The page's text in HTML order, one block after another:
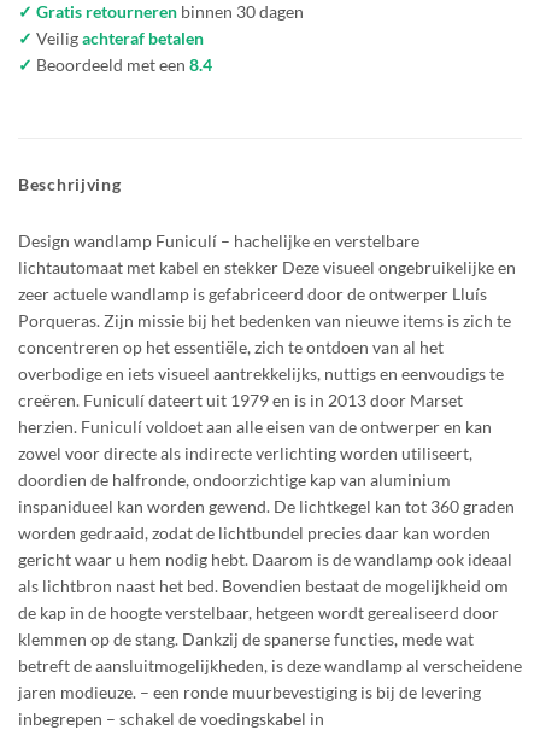
✓ Gratis retourneren binnen 30 dagen
✓ Veiligachteraf betalen
✓ Beoordeeld met een 8.4
Beschrijving
Design wandlamp Funiculí – hachelijke en verstelbare
lichtautomaat met kabel en stekker Deze visueel ongebruikelijke en
zeer actuele wandlamp is gefabriceerd door de ontwerper Lluís
Porqueras. Zijn missie bij het bedenken van nieuwe items is zich te
concentreren op het essentiële, zich te ontdoen van al het
overbodige en iets visueel aantrekkelijks, nuttigs en eenvoudigs te
creëren. Funiculí dateert uit 1979 en is in 2013 door Marset
herzien. Funiculí voldoet aan alle eisen van de ontwerper en kan
zowel voor directe als indirecte verlichting worden utiliseert,
doordien de halfronde, ondoorzichtige kap van aluminium
inspanidueel kan worden gewend. De lichtkegel kan tot 360 graden
worden gedraaid, zodat de lichtbundel precies daar kan worden
gericht waar u hem nodig hebt. Daarom is de wandlamp ook ideaal
als lichtbron naast het bed. Bovendien bestaat de mogelijkheid om
de kap in de hoogte verstelbaar, hetgeen wordt gerealiseerd door
klemmen op de stang. Dankzij de spanerse functies, mede wat
betreft de aansluitmogelijkheden, is deze wandlamp al verscheidene
jaren modieuze. – een ronde muurbevestiging is bij de levering
inbegrepen – schakel de voedingskabel in